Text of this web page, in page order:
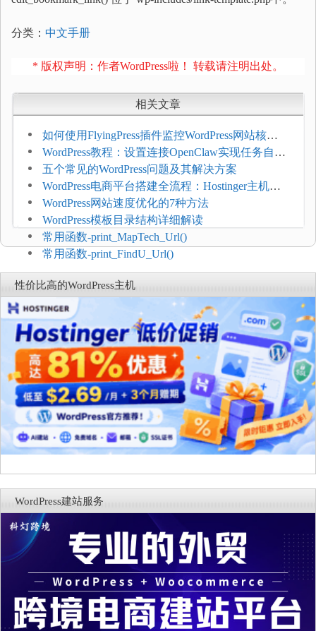
分类： 中文手册
* 版权声明：作者WordPress啦！ 转载请注明出处。
相关文章
如何使用FlyingPress插件监控WordPress网站核心
网页指标（CWV）
WordPress教程：设置连接OpenClaw实现任务自动
化
五个常见的WordPress问题及其解决方案
WordPress电商平台搭建全流程：Hostinger主机一
键部署
WordPress网站速度优化的7种方法
WordPress模板目录结构详细解读
常用函数-print_MapTech_Url()
常用函数-print_FindU_Url()
性价比高的WordPress主机
WordPress建站服务